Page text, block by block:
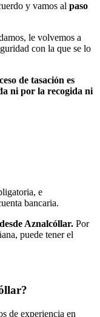
y vamos al paso
le volvemos a
con la que se lo
de tasación es
ni por la recogida ni
e
bancaria.
Aznalcóllar. Por
puede tener el
de experiencia en